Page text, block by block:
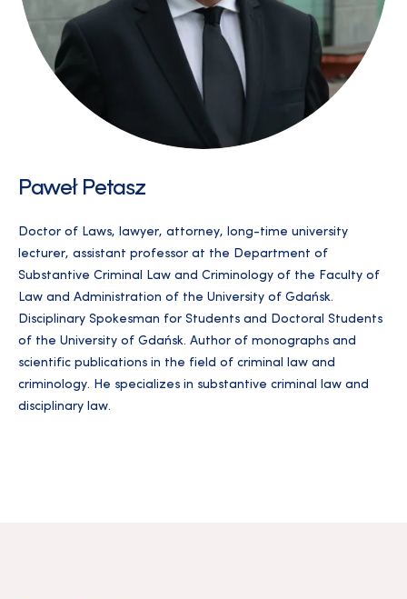
Paweł Petasz
Doctor of Laws, lawyer, attorney, long-time university
lecturer, assistant professor at the Department of
Substantive Criminal Law and Criminology of the Faculty of
Law and Administration of the University of Gdańsk.
Disciplinary Spokesman for Students and Doctoral Students
of the University of Gdańsk. Author of monographs and
scientific publications in the field of criminal law and
criminology. He specializes in substantive criminal law and
disciplinary law.